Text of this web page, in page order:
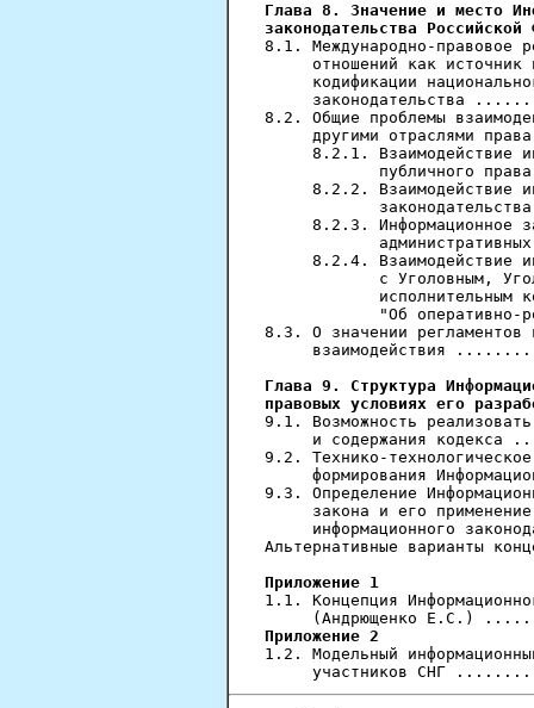
Глава 8. Значение и место
законодательства Российской
8.1. Международно-правовое
отношений как источник
кодификации
законодательства
8.2. Общие проблемы
другими отраслями
8.2.1. Взаимодействие
публичного
8.2.2. Взаимодействие
8.2.3. Информационное
8.2.4. Взаимодействие
с Уголовным,
исполнительным
"Об оперативно-
8.3. О значении регламентов
взаимодействия
Глава 9. Структура
правовых условиях его
9.1. Возможность
и содержания кодекса
9.2. Технико-
формирования
9.3. Определение
закона и его
информационного
Альтернативные варианты
Приложение 1
1.1. Концепция
Приложение 2
1.2. Модельный